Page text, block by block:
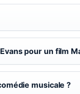
pour un film
musicale ?